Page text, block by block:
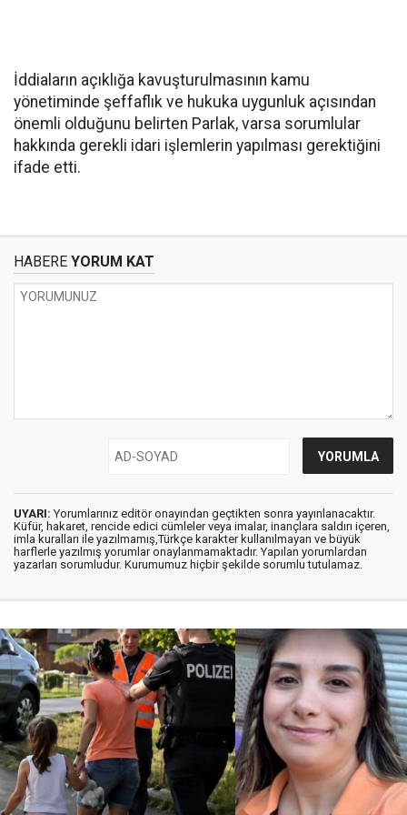
İddiaların açıklığa kavuşturulmasının kamu
yönetiminde şeffaflık ve hukuka uygunluk açısından
önemli olduğunu belirten Parlak, varsa sorumlular
hakkında gerekli idari işlemlerin yapılması gerektiğini
ifade etti.
HABERE YORUM KAT
UYARI: Yorumlarınız editör onayından geçtikten sonra yayınlanacaktır.
Küfür, hakaret, rencide edici cümleler veya imalar, inançlara saldırı içeren,
imla kuralları ile yazılmamış,Türkçe karakter kullanılmayan ve büyük
harflerle yazılmış yorumlar onaylanmamaktadır. Yapılan yorumlardan
yazarları sorumludur. Kurumumuz hiçbir şekilde sorumlu tutulamaz.